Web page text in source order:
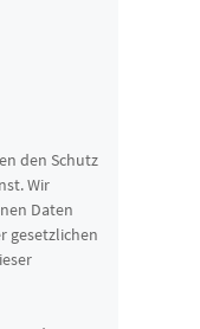
den Schutz
Wir
Daten
gesetzlichen